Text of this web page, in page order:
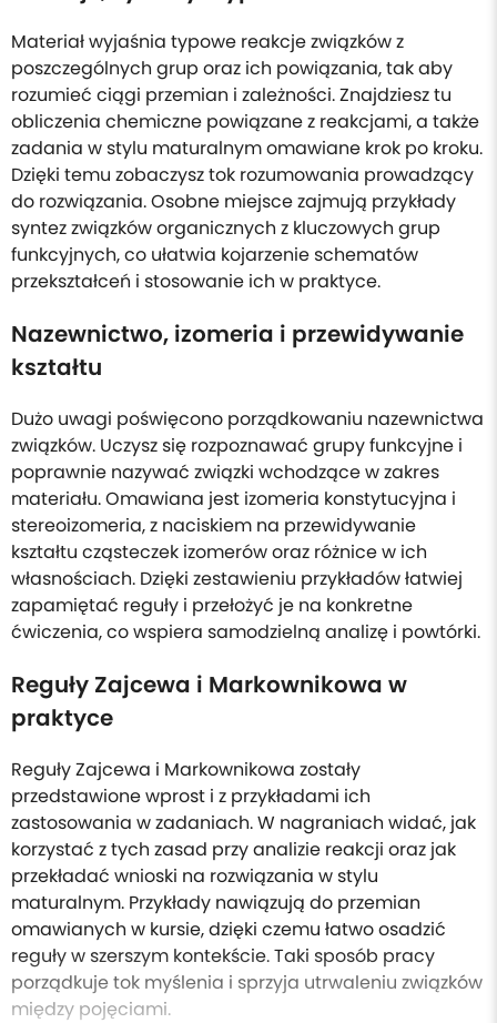
Materiał wyjaśnia typowe reakcje związków z
poszczególnych grup oraz ich powiązania, tak aby
rozumieć ciągi przemian i zależności. Znajdziesz tu
obliczenia chemiczne powiązane z reakcjami, a także
zadania w stylu maturalnym omawiane krok po kroku.
Dzięki temu zobaczysz tok rozumowania prowadzący
do rozwiązania. Osobne miejsce zajmują przykłady
syntez związków organicznych z kluczowych grup
funkcyjnych, co ułatwia kojarzenie schematów
przekształceń i stosowanie ich w praktyce.
Nazewnictwo, izomeria i przewidywanie
kształtu
Dużo uwagi poświęcono porządkowaniu nazewnictwa
związków. Uczysz się rozpoznawać grupy funkcyjne i
poprawnie nazywać związki wchodzące w zakres
materiału. Omawiana jest izomeria konstytucyjna i
stereoizomeria, z naciskiem na przewidywanie
kształtu cząsteczek izomerów oraz różnice w ich
własnościach. Dzięki zestawieniu przykładów łatwiej
zapamiętać reguły i przełożyć je na konkretne
ćwiczenia, co wspiera samodzielną analizę i powtórki.
Reguły Zajcewa i Markownikowa w
praktyce
Reguły Zajcewa i Markownikowa zostały
przedstawione wprost i z przykładami ich
zastosowania w zadaniach. W nagraniach widać, jak
korzystać z tych zasad przy analizie reakcji oraz jak
przekładać wnioski na rozwiązania w stylu
maturalnym. Przykłady nawiązują do przemian
omawianych w kursie, dzięki czemu łatwo osadzić
reguły w szerszym kontekście. Taki sposób pracy
porządkuje tok myślenia i sprzyja utrwaleniu związków
między pojęciami.